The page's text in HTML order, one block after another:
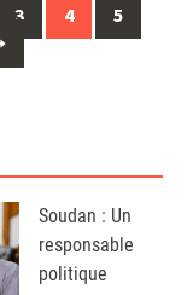
3 4
5
Soudan : Un
responsable
politique